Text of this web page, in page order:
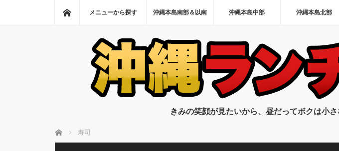
ホーム
メニューから探す 沖縄本島南部＆以南 沖縄本島中部 沖縄本島北部
きみの笑顔が見たいから、昼だってボクは小
ホーム 寿司